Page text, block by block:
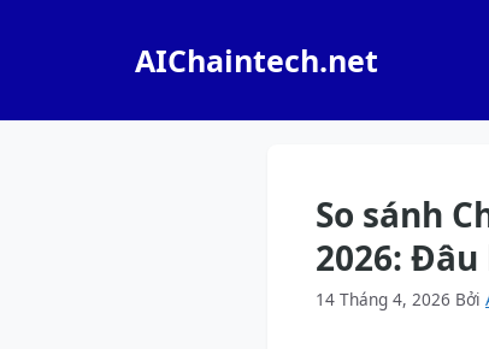
AIChaintech.net
So sánh
2026:
14 Tháng 4, 2026 Bởi